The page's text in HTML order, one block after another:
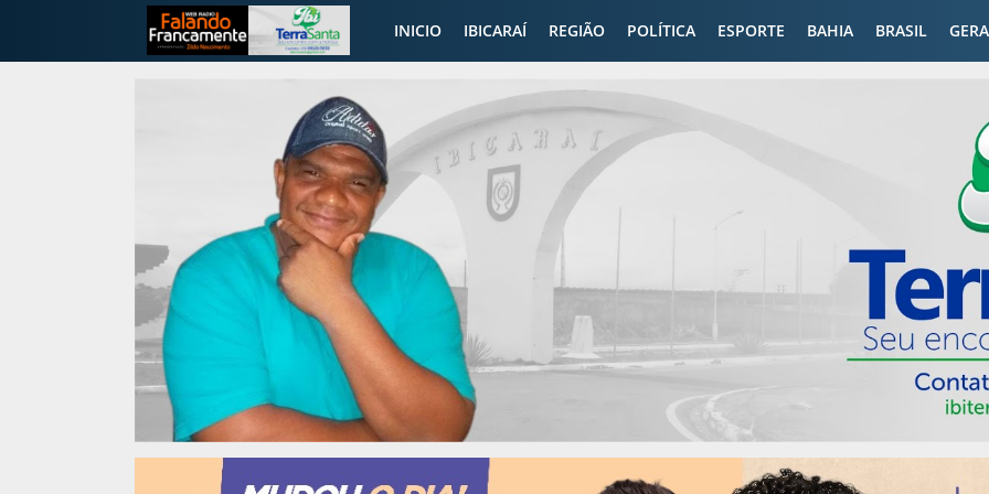
INICIO IBICARAÍ REGIÃO POLÍTICA ESPORTE BAHIA BRASIL